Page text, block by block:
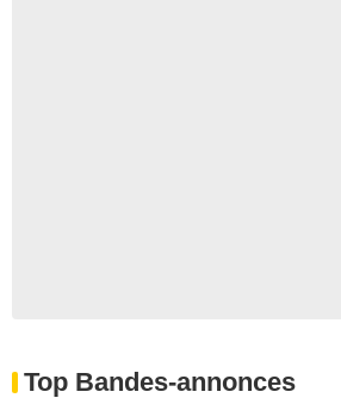
Top Bandes-annonces